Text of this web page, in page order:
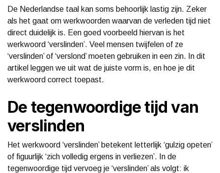
De Nederlandse taal kan soms behoorlijk lastig zijn. Zeker
als het gaat om werkwoorden waarvan de verleden tijd niet
direct duidelijk is. Een goed voorbeeld hiervan is het
werkwoord ‘verslinden’. Veel mensen twijfelen of ze
‘verslinden’ of ‘verslond’ moeten gebruiken in een zin. In dit
artikel leggen we uit wat de juiste vorm is, en hoe je dit
werkwoord correct toepast.
De tegenwoordige tijd van
verslinden
Het werkwoord ‘verslinden’ betekent letterlijk ‘gulzig opeten’
of figuurlijk ‘zich volledig ergens in verliezen’. In de
tegenwoordige tijd vervoeg je ‘verslinden’ als volgt: ik